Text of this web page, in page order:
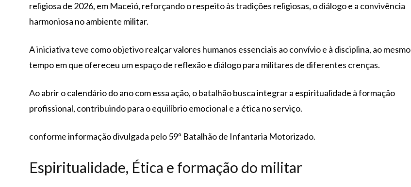
religiosa de 2026, em Maceió, reforçando o respeito às tradições religiosas, o diálogo e a convivência
harmoniosa no ambiente militar.
A iniciativa teve como objetivo realçar valores humanos essenciais ao convívio e à disciplina, ao mesmo
tempo em que ofereceu um espaço de reflexão e diálogo para militares de diferentes crenças.
Ao abrir o calendário do ano com essa ação, o batalhão busca integrar a espiritualidade à formação
profissional, contribuindo para o equilíbrio emocional e a ética no serviço.
conforme informação divulgada pelo 59º Batalhão de Infantaria Motorizado.
Espiritualidade, Ética e formação do militar